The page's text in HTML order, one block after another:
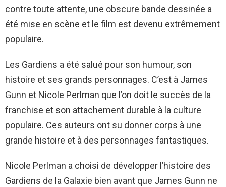
contre toute attente, une obscure bande dessinée a
été mise en scène et le film est devenu extrêmement
populaire.
Les Gardiens a été salué pour son humour, son
histoire et ses grands personnages. C’est à James
Gunn et Nicole Perlman que l’on doit le succès de la
franchise et son attachement durable à la culture
populaire. Ces auteurs ont su donner corps à une
grande histoire et à des personnages fantastiques.
Nicole Perlman a choisi de développer l’histoire des
Gardiens de la Galaxie bien avant que James Gunn ne